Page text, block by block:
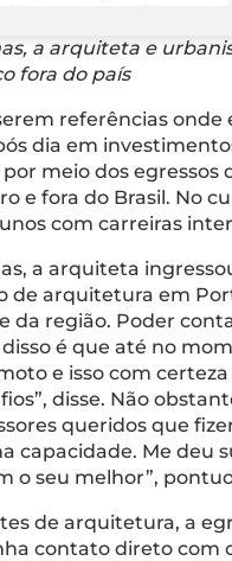
a arquiteta e
fora do país
referências
dia em
meio dos
e fora do Brasil. No
com carreiras
a arquiteta
arquitetura em
da região. Poder
é que até no
e isso com
disse. Não
queridos que
capacidade. Me
o seu melhor”,
de arquitetura, a
contato direto com